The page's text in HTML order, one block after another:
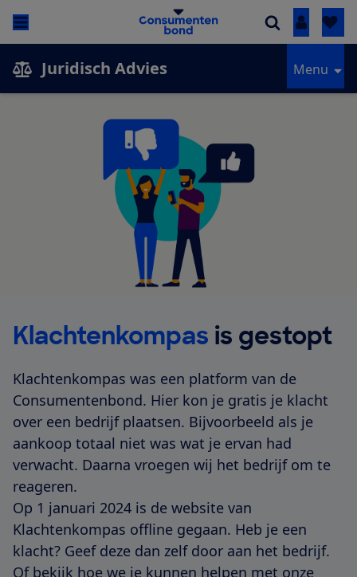
Inloggen
Juridisch Advies Menu
Klachtenkompas is gestopt
Klachtenkompas was een platform van de
Consumentenbond. Hier kon je gratis je klacht
over een bedrijf plaatsen. Bijvoorbeeld als je
aankoop totaal niet was wat je ervan had
verwacht. Daarna vroegen wij het bedrijf om te
reageren.
Op 1 januari 2024 is de website van
Klachtenkompas offline gegaan. Heb je een
klacht? Geef deze dan zelf door aan het bedrijf.
Of bekijk hoe we je kunnen helpen met onze